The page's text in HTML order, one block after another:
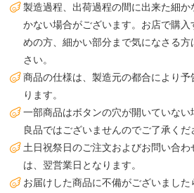
製造過程、出荷過程の間に出来た細
かない場合がございます。お店で購
めの方、細かい部分まで気になさる
さい。
商品の仕様は、製造元の都合により
ります。
一部商品はボタンの穴が開いていな
良品ではございませんのでご了承くだ
土日祝祭日のご注文およびお問い合
は、翌営業日となります。
お届けした商品に不備がございまし